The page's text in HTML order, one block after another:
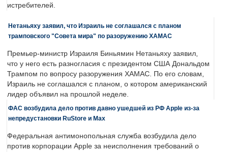
истребителей.
Нетаньяху заявил, что Израиль не соглашался с планом
трамповского "Совета мира" по разоружению ХАМАС
Премьер-министр Израиля Биньямин Нетаньяху заявил,
что у него есть разногласия с президентом США Дональдом
Трампом по вопросу разоружения ХАМАС. По его словам,
Израиль не соглашался с планом, о котором американский
лидер объявил на прошлой неделе.
ФАС возбудила дело против давно ушедшей из РФ Apple из-за
непредустановки RuStore и Max
Федеральная антимонопольная служба возбудила дело
против корпорации Apple за неисполнения требований о